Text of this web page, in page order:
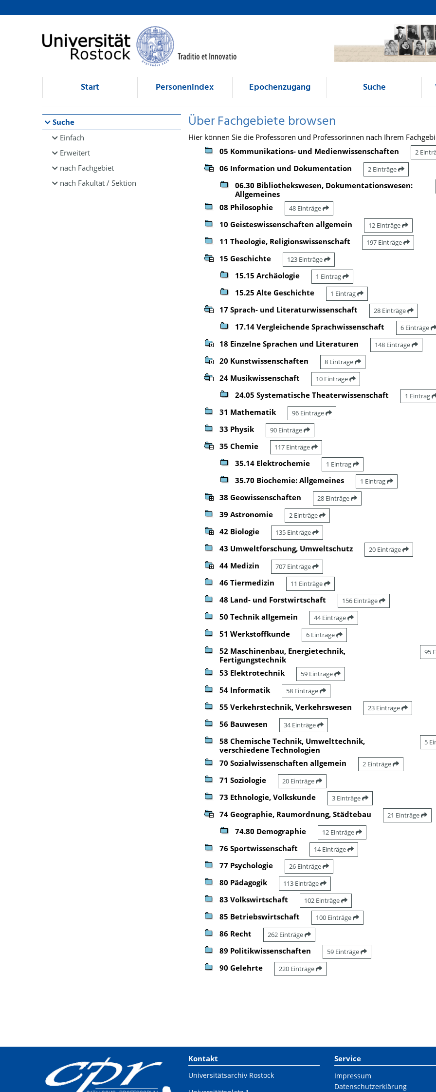
Browsen
direkt zum Inhalt
Start Personenindex Epochenzugang Suche
Suche
Einfach
Erweitert
nach Fachgebiet
nach Fakultät / Sektion
Über Fachgebiete browsen
Hier können Sie die Professoren und Professorinnen nach Ihrem
05 Kommunikations- und Medienwissenschaften
2
06 Information und Dokumentation 2 Einträge
06.30 Bibliothekswesen, Dokumentationswesen:
Allgemeines
08 Philosophie 48 Einträge
10 Geisteswissenschaften allgemein 12 Einträge
11 Theologie, Religionswissenschaft 197 Einträge
15 Geschichte 123 Einträge
15.15 Archäologie 1 Eintrag
15.25 Alte Geschichte 1 Eintrag
17 Sprach- und Literaturwissenschaft 28 Einträge
17.14 Vergleichende Sprachwissenschaft 6 Einträge
18 Einzelne Sprachen und Literaturen 148 Einträge
20 Kunstwissenschaften 8 Einträge
24 Musikwissenschaft 10 Einträge
24.05 Systematische Theaterwissenschaft 1 Eintrag
31 Mathematik 96 Einträge
33 Physik 90 Einträge
35 Chemie 117 Einträge
35.14 Elektrochemie 1 Eintrag
35.70 Biochemie: Allgemeines 1 Eintrag
38 Geowissenschaften 28 Einträge
39 Astronomie 2 Einträge
42 Biologie 135 Einträge
43 Umweltforschung, Umweltschutz 20 Einträge
44 Medizin 707 Einträge
46 Tiermedizin 11 Einträge
48 Land- und Forstwirtschaft 156 Einträge
50 Technik allgemein 44 Einträge
51 Werkstoffkunde 6 Einträge
52 Maschinenbau, Energietechnik,
Fertigungstechnik
95
53 Elektrotechnik 59 Einträge
54 Informatik 58 Einträge
55 Verkehrstechnik, Verkehrswesen 23 Einträge
56 Bauwesen 34 Einträge
58 Chemische Technik, Umwelttechnik,
verschiedene Technologien
5
70 Sozialwissenschaften allgemein 2 Einträge
71 Soziologie 20 Einträge
73 Ethnologie, Volkskunde 3 Einträge
74 Geographie, Raumordnung, Städtebau 21 Einträge
74.80 Demographie 12 Einträge
76 Sportwissenschaft 14 Einträge
77 Psychologie 26 Einträge
80 Pädagogik 113 Einträge
83 Volkswirtschaft 102 Einträge
85 Betriebswirtschaft 100 Einträge
86 Recht 262 Einträge
89 Politikwissenschaften 59 Einträge
90 Gelehrte 220 Einträge
Kontakt
Universitätsarchiv Rostock
Service
Impressum
Datenschutzerklärung